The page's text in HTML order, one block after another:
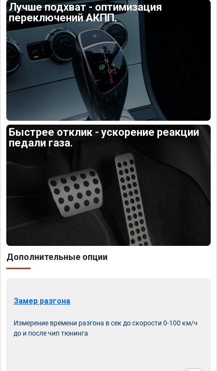
Лучше подхват - оптимизация
переключений АКПП.
Быстрее отклик - ускорение реакции
педали газа.
Дополнительные опции
Замер разгона
Измерение времени разгона в сек до скорости 0-100 км/ч
до и после чип тюнинга